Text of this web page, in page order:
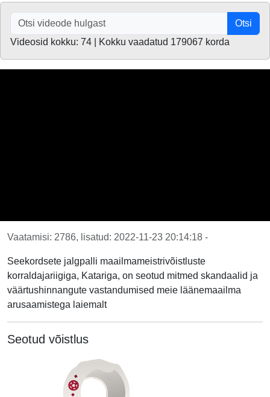
Otsi
Videosid kokku: 74 | Kokku vaadatud 179067 korda
Vaatamisi: 2786, lisatud: 2022-11-23 20:14:18 -
Seekordsete jalgpalli maailmameistrivõistluste
korraldajariigiga, Katariga, on seotud mitmed skandaalid ja
väärtushinnangute vastandumised meie läänemaailma
arusaamistega laiemalt
Seotud võistlus